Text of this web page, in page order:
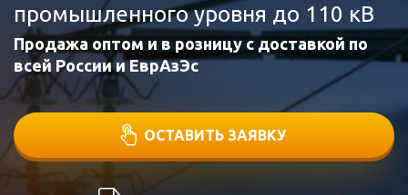
промышленного уровня до 110 кВ
Продажа оптом и в розницу с доставкой по
всей России и ЕврАзЭс
ОСТАВИТЬ ЗАЯВКУ